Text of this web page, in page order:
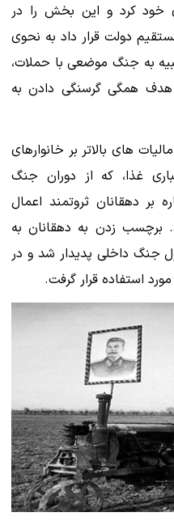
خود کرد و این بخش را در
دولت قرار داد به نحوی
اقدامات شبیه به جنگ موضعی با حملات،
همگی گرسنگی دادن به
های بالاتر بر خانوارهای
غذا، که از دوران جنگ
بر دهقانان ثروتمند اعمال
برچسب زدن به دهقانان به
جنگ داخلی پدیدار شد و در
استفاده قرار گرفت.